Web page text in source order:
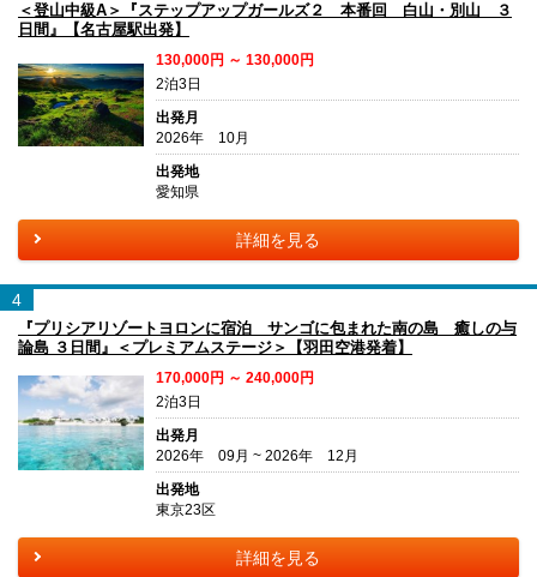
＜登山中級A＞『ステップアップガールズ２ 本番回 白山・別山 ３
日間』【名古屋駅出発】
130,000円 ～ 130,000円
2泊3日
出発月
2026年 10月
出発地
愛知県
詳細を見る
4
『プリシアリゾートヨロンに宿泊 サンゴに包まれた南の島 癒しの与
論島 ３日間』＜プレミアムステージ＞【羽田空港発着】
170,000円 ～ 240,000円
2泊3日
出発月
2026年 09月 ~ 2026年 12月
出発地
東京23区
詳細を見る